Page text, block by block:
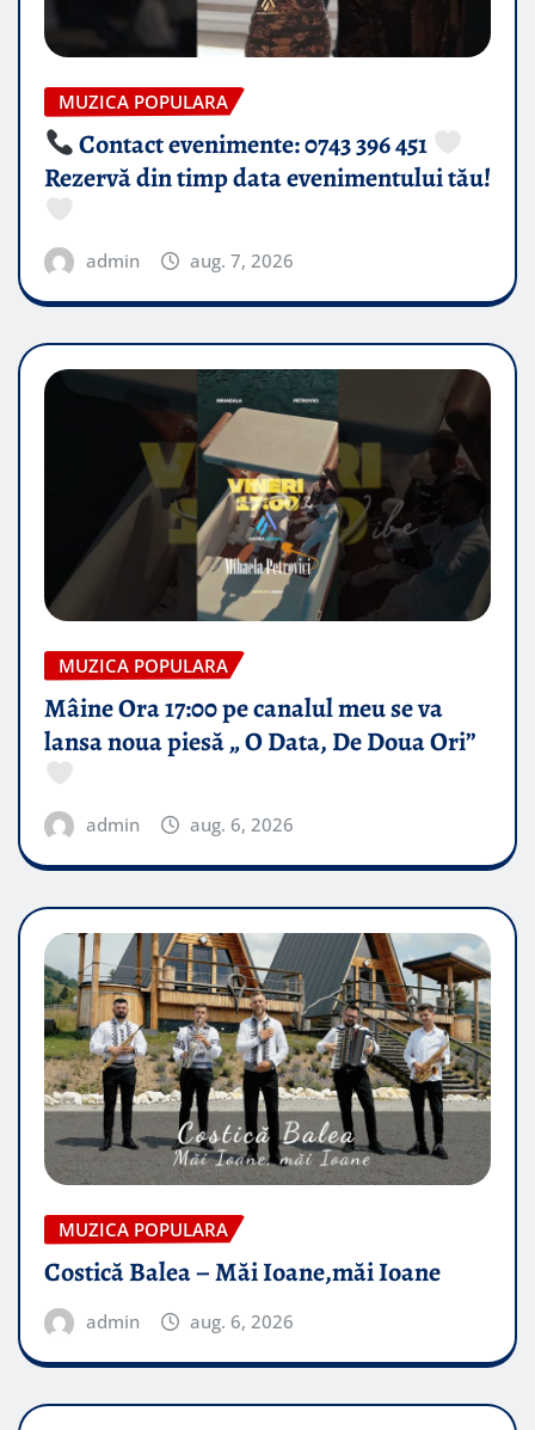
MUZICA POPULARA
Contact evenimente: 0743 396 451
Rezervă din timp data evenimentului tău!
admin aug. 7, 2026
MUZICA POPULARA
Mâine Ora 17:00 pe canalul meu se va
lansa noua piesă „ O Data, De Doua Ori”
admin aug. 6, 2026
MUZICA POPULARA
Costică Balea – Măi Ioane,măi Ioane
admin aug. 6, 2026